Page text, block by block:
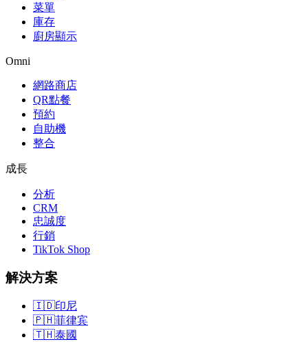
菜單
庫存
廚房顯示
Omni
網路商店
QR點餐
預約
自助機
整合
成長
分析
CRM
忠誠度
行銷
TikTok Shop
解決方案
🇮🇩印尼
🇵🇭菲律宾
🇹🇭泰國